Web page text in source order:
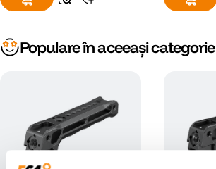
Populare în aceeași categorie